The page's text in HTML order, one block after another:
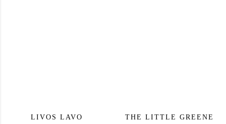
LIVOS LAVO
THE LITTLE GREENE